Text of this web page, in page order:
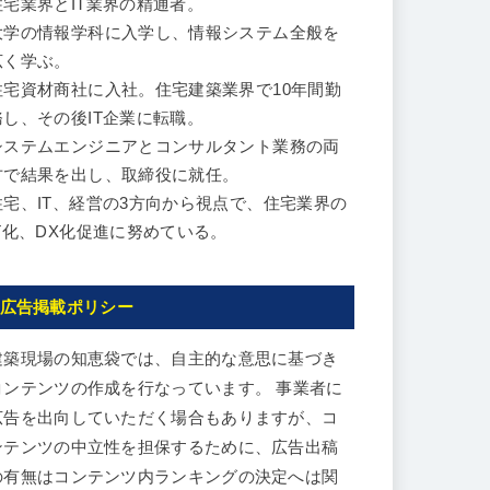
宅業界とIT業界の精通者。
学の情報学科に入学し、情報システム全般を
学ぶ。
宅資材商社に入社。住宅建築業界で10年間勤
し、その後IT企業に転職。
ステムエンジニアとコンサルタント業務の両
で結果を出し、取締役に就任。
宅、IT、経営の3方向から視点で、住宅業界の
、DX化促進に努めている。
広告掲載ポリシー
築現場の知恵袋では、自主的な意思に基づき
ンテンツの作成を行なっています。 事業者に
告を出向していただく場合もありますが、コ
テンツの中立性を担保するために、広告出稿
有無はコンテンツ内ランキングの決定へは関